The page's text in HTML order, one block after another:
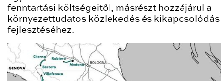
fenntartási költségeitől, másrészt hozzájárul a
környezettudatos közlekedés és kikapcsolódás
fejlesztéséhez.